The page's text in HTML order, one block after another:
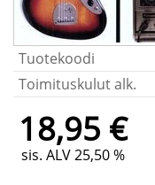
Tuotekoodi
Toimituskulut alk.
18,95 €
sis. ALV 25,50 %